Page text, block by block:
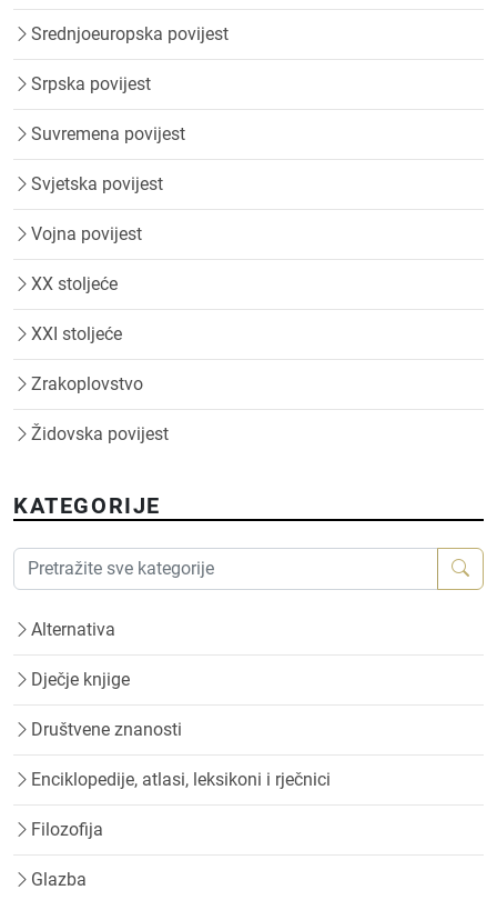
Srednjoeuropska povijest
Srpska povijest
Suvremena povijest
Svjetska povijest
Vojna povijest
XX stoljeće
XXI stoljeće
Zrakoplovstvo
Židovska povijest
KATEGORIJE
Alternativa
Dječje knjige
Društvene znanosti
Enciklopedije, atlasi, leksikoni i rječnici
Filozofija
Glazba